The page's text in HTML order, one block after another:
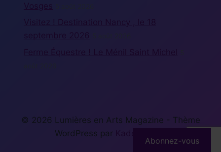
© 2026 Lumières en Arts Magazine - Thème
WordPress par
Abonnez-vous